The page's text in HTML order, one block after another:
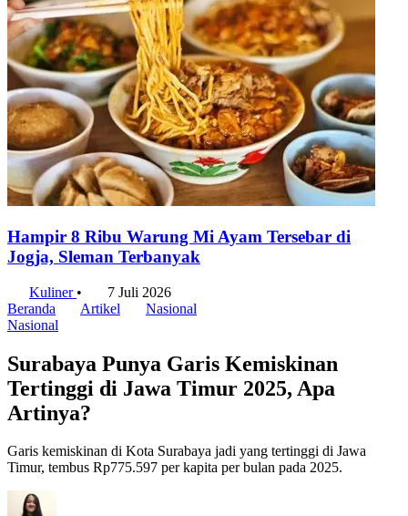
Hampir 8 Ribu Warung Mi Ayam Tersebar di
Jogja, Sleman Terbanyak
Kuliner •
7 Juli 2026
Beranda
Artikel
Nasional
Nasional
Surabaya Punya Garis Kemiskinan
Tertinggi di Jawa Timur 2025, Apa
Artinya?
Garis kemiskinan di Kota Surabaya jadi yang tertinggi di Jawa
Timur, tembus Rp775.597 per kapita per bulan pada 2025.